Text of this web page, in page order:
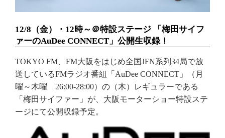
12/8（金）・12時～＠特設ステージ 「梅田サイフ
ァーのAuDee CONNECT」公開生収録！
TOKYO FM、FM大阪をはじめ全国JFN系列34局で放
送しているFMラジオ番組「AuDee CONNECT」（月
曜～木曜 26:00-28:00）の（木）レギュラーである
「梅田サイファー」が、大阪モーターショー特設ステ
ージにて公開収録予定。